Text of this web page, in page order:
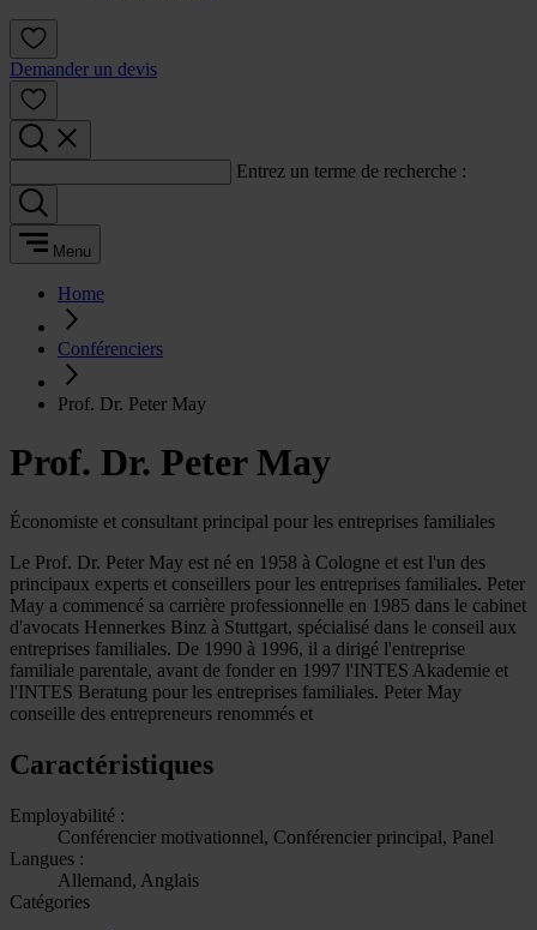
Demander un devis
Entrez un terme de recherche :
Menu
Home
Conférenciers
Prof. Dr. Peter May
Prof. Dr. Peter May
Économiste et consultant principal pour les entreprises familiales
Le Prof. Dr. Peter May est né en 1958 à Cologne et est l'un des
principaux experts et conseillers pour les entreprises familiales. Peter
May a commencé sa carrière professionnelle en 1985 dans le cabinet
d'avocats Hennerkes Binz à Stuttgart, spécialisé dans le conseil aux
entreprises familiales. De 1990 à 1996, il a dirigé l'entreprise
familiale parentale, avant de fonder en 1997 l'INTES Akademie et
l'INTES Beratung pour les entreprises familiales. Peter May
conseille des entrepreneurs renommés et
Caractéristiques
Employabilité :
Conférencier motivationnel, Conférencier principal, Panel
Langues :
Allemand, Anglais
Catégories